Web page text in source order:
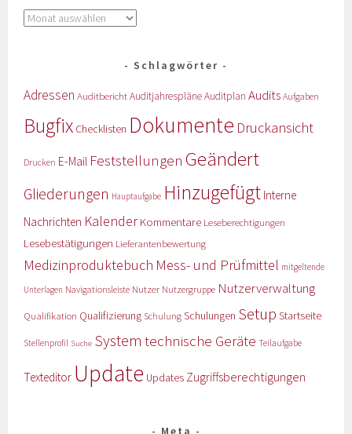
Schlagwörter
Adressen AuditberichtAuditjahrespläneAuditplan Audits Aufgaben
Bugfix Checklisten Dokumente Druckansicht
Drucken E-Mail Feststellungen Geändert
Gliederungen Hauptaufgabe Hinzugefügt Interne
Nachrichten KalenderKommentare Leseberechtigungen
Lesebestätigungen Lieferantenbewertung
Medizinproduktebuch Mess- und Prüfmittel mitgeltende
Unterlagen Navigationsleiste Nutzer Nutzergruppe Nutzerverwaltung
Qualifikation Qualifizierung Schulung Schulungen Setup Startseite
Stellenprofil Suche System technische Geräte Teilaufgabe
Texteditor Update Updates Zugriffsberechtigungen
Meta